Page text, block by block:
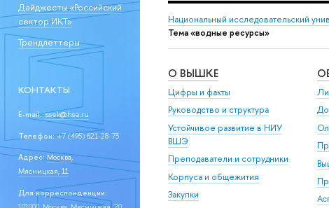
Дайджесты «Российский
сектор ИКТ»
Трендлеттеры
КОНТАКТЫ
E-mail:issek@hse.ru
Телефон:+7 (495) 621-28-73
Адрес: Москва,
Мясницкая, 11
Для корреспонденции:
Национальный исследовательский
Тема «водные ресурсы»
О ВЫШКЕ
Цифры и факты
Руководство и структура
Устойчивое развитие в НИУ
ВШЭ
Преподаватели и сотрудники
Корпуса и общежития
Закупки